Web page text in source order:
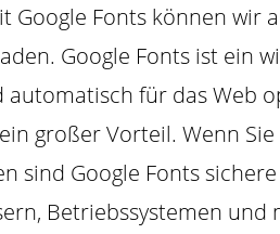
Google Fonts können
Google Fonts ist ein
automatisch für das Web
großer Vorteil. Wenn
sind Google Fonts
Betriebssystemen